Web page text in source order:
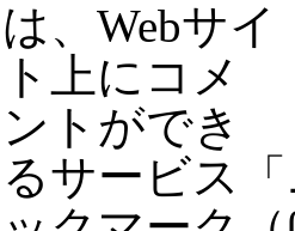
は、Webサイ
ト上にコメ
ントができ
るサービス